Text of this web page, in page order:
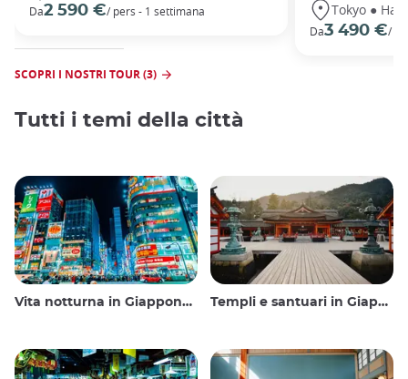
Da2 590 €/ pers - 1 settimana
Tokyo ●
Da3 490 €/
SCOPRI I NOSTRI TOUR (3)
Tutti i temi della città
Vita notturna in Giappone: uscire, vedere e bere Templi e santuari in Giappone